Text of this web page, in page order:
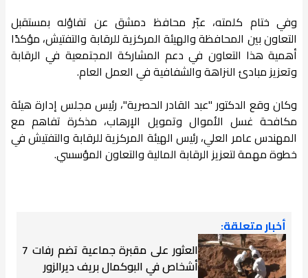
وفي ختام كلمته، عبّر محافظ دمشق عن تفاؤله بمستقبل
التعاون بين المحافظة والهيئة المركزية للرقابة والتفتيش، مؤكدًا
أهمية هذا التعاون في دعم المشاركة المجتمعية في الرقابة
وتعزيز مبادئ النزاهة والشفافية في العمل العام.
وكان وقع الدكتور "عبد القادر الحصرية"، رئيس مجلس إدارة هيئة
مكافحة غسل الأموال وتمويل الإرهاب، مذكرة تفاهم مع
المهندس عامر العلي، رئيس الهيئة المركزية للرقابة والتفتيش في
خطوة مهمة لتعزيز الرقابة المالية والتعاون المؤسسي.
أخبار متعلقة:
العثور على مقبرة جماعية تضم رفات 7
أشخاص في البوكمال بريف ديرالزور